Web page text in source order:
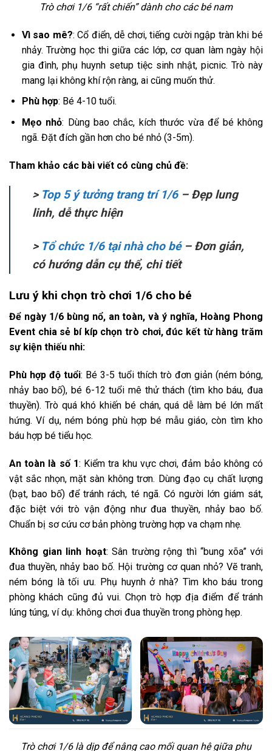
Trò chơi 1/6 “rất chiến” dành cho các bé nam
Vì sao mê?: Cổ điển, dễ chơi, tiếng cười ngập tràn khi bé
nhảy. Trường học thi giữa các lớp, cơ quan làm ngày hội
gia đình, phụ huynh setup tiệc sinh nhật, picnic. Trò này
mang lại không khí rộn ràng, ai cũng muốn thử.
Phù hợp: Bé 4-10 tuổi.
Mẹo nhỏ: Dùng bao chắc, kích thước vừa để bé không
ngã. Đặt đích gần hơn cho bé nhỏ (3-5m).
Tham khảo các bài viết có cùng chủ đề:
> Top 5 ý tưởng trang trí 1/6– Đẹp lung
linh, dễ thực hiện
> Tổ chức 1/6 tại nhà cho bé– Đơn giản,
có hướng dẫn cụ thể, chi tiết
Lưu ý khi chọn trò chơi 1/6 cho bé
Để ngày 1/6 bùng nổ, an toàn, và ý nghĩa, Hoàng Phong
Event chia sẻ bí kíp chọn trò chơi, đúc kết từ hàng trăm
sự kiện thiếu nhi:
Phù hợp độ tuổi: Bé 3-5 tuổi thích trò đơn giản (ném bóng,
nhảy bao bố), bé 6-12 tuổi mê thử thách (tìm kho báu, đua
thuyền). Trò quá khó khiến bé chán, quá dễ làm bé lớn mất
hứng. Ví dụ, ném bóng phù hợp bé mẫu giáo, còn tìm kho
báu hợp bé tiểu học.
An toàn là số 1: Kiểm tra khu vực chơi, đảm bảo không có
vật sắc nhọn, mặt sàn không trơn. Dùng đạo cụ chất lượng
(bạt, bao bố) để tránh rách, té ngã. Có người lớn giám sát,
đặc biệt với trò vận động như đua thuyền, nhảy bao bố.
Chuẩn bị sơ cứu cơ bản phòng trường hợp va chạm nhẹ.
Không gian linh hoạt: Sân trường rộng thì “bung xõa” với
đua thuyền, nhảy bao bố. Hội trường cơ quan nhỏ? Vẽ tranh,
ném bóng là tối ưu. Phụ huynh ở nhà? Tìm kho báu trong
phòng khách cũng đủ vui. Chọn trò hợp địa điểm để tránh
lúng túng, ví dụ: không chơi đua thuyền trong phòng hẹp.
Trò chơi 1/6 là dịp để nâng cao mối quan hệ giữa phụ